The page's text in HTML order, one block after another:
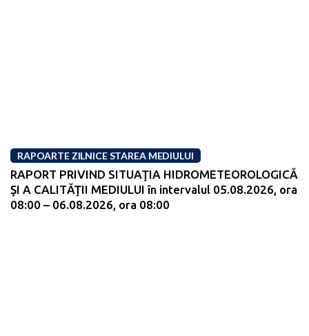
RAPOARTE ZILNICE STAREA MEDIULUI
RAPORT PRIVIND SITUAŢIA HIDROMETEOROLOGICĂ
ŞI A CALITĂŢII MEDIULUI în intervalul 05.08.2026, ora
08:00 – 06.08.2026, ora 08:00